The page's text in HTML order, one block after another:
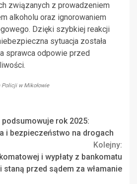
związanych z prowadzeniem
alkoholu oraz ignorowaniem
Dzięki szybkiej reakcji
sytuacja została
sprawca odpowie przed
Policji w Mikołowie
rok 2025:
i bezpieczeństwo na drogach
Kolejny:
i wypłaty z bankomatu
staną przed sądem za włamanie